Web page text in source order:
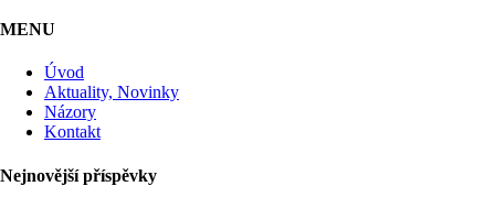
MENU
Úvod
Aktuality, Novinky
Názory
Kontakt
Nejnovější příspěvky